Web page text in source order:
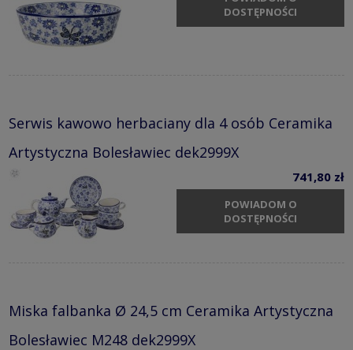
DOSTĘPNOŚCI
Serwis kawowo herbaciany dla 4 osób Ceramika
Artystyczna Bolesławiec dek2999X
741,80 zł
POWIADOM O
DOSTĘPNOŚCI
Miska falbanka Ø 24,5 cm Ceramika Artystyczna
Bolesławiec M248 dek2999X